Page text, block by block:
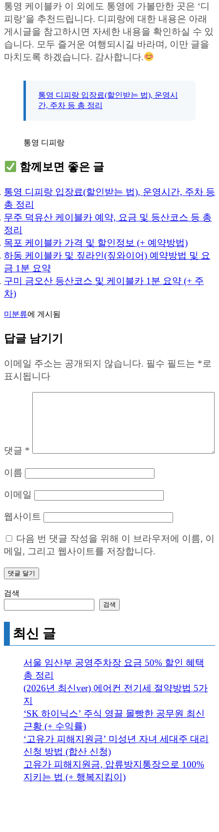
통영 케이블카 이 외에도 통영에 가볼만한 곳은 ‘디
피랑’을 추천드립니다. 디피랑에 대한 내용은 아래
게시글을 참고하시면 자세한 내용을 확인하실 수 있
습니다. 모두 즐거운 여행되시길 바라며, 이만 글을
마치도록 하겠습니다. 감사합니다.
통영 디피랑 입장료(할인받는 법), 운영시
간, 주차 등 총 정리
통영 디피랑
함께보면 좋은 글
통영 디피랑 입장료(할인받는 법), 운영시간, 주차 등
총 정리
무주 덕유산 케이블카 예약, 요금 및 등산코스 등 총
정리
목포 케이블카 가격 및 할인정보 (+ 예약방법)
하동 케이블카 및 짚라인(짚와이어) 예약방법 및 요
금 1분 요약
구미 금오산 등산코스 및 케이블카 1분 요약 (+ 주
차)
미분류에 게시됨
답글 남기기
이메일 주소는 공개되지 않습니다. 필수 필드는 *로
표시됩니다
댓글 *
이름
이메일
웹사이트
다음 번 댓글 작성을 위해 이 브라우저에 이름, 이
메일, 그리고 웹사이트를 저장합니다.
검색
검색
최신 글
서울 임산부 공영주차장 요금 50% 할인 혜택
총 정리
(2026년 최신ver) 에어컨 전기세 절약방법 5가
지
‘SK 하이닉스’ 주식 영끌 몰빵한 공무원 최신
근황 (+ 수익률)
‘고유가 피해지원금’ 미성년 자녀 세대주 대리
신청 방법 (합산 신청)
고유가 피해지원금, 압류방지통장으로 100%
지키는 법 (+ 행복지킴이)